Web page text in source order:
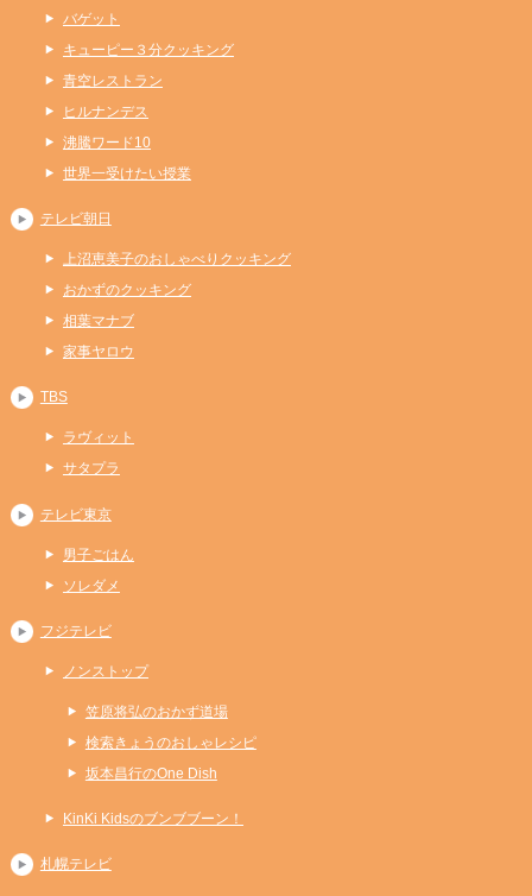
バゲット
キューピー３分クッキング
青空レストラン
ヒルナンデス
沸騰ワード10
世界一受けたい授業
テレビ朝日
上沼恵美子のおしゃべりクッキング
おかずのクッキング
相葉マナブ
家事ヤロウ
TBS
ラヴィット
サタプラ
テレビ東京
男子ごはん
ソレダメ
フジテレビ
ノンストップ
笠原将弘のおかず道場
検索きょうのおしゃレシピ
坂本昌行のOne Dish
KinKi Kidsのブンブブーン！
札幌テレビ